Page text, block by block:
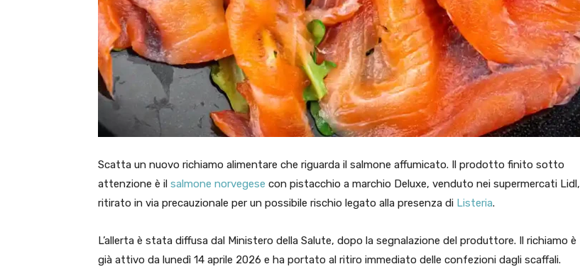
Scatta un nuovo richiamo alimentare che riguarda il salmone affumicato. Il prodotto finito sotto
attenzione è il salmone norvegese con pistacchio a marchio Deluxe, venduto nei supermercati Lidl,
ritirato in via precauzionale per un possibile rischio legato alla presenza di Listeria.
L’allerta è stata diffusa dal Ministero della Salute, dopo la segnalazione del produttore. Il richiamo è
già attivo da lunedì 14 aprile 2026 e ha portato al ritiro immediato delle confezioni dagli scaffali.